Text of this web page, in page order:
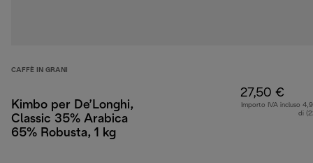
CAFFÈ IN GRANI
Kimbo per De’Longhi,
Classic 35% Arabica
65% Robusta, 1 kg
27,50 €
Importo IVA incluso
di